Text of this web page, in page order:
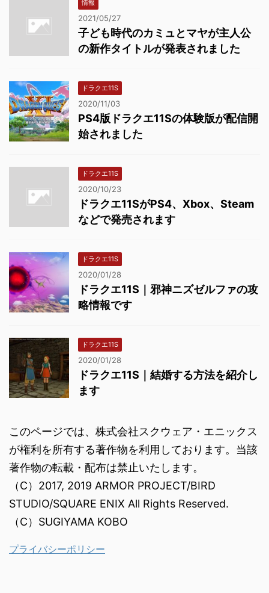
情報
2021/05/27
子ども時代のカミュとマヤが主人公
の新作タイトルが発表されました
ドラクエ11S
2020/11/03
PS4版ドラクエ11Sの体験版が配信開
始されました
ドラクエ11S
2020/10/23
ドラクエ11SがPS4、Xbox、Steam
などで発売されます
ドラクエ11S
2020/01/28
ドラクエ11S｜邪神ニズゼルファの攻
略情報です
ドラクエ11S
2020/01/28
ドラクエ11S｜結婚する方法を紹介し
ます
このページでは、株式会社スクウェア・エニックス
が権利を所有する著作物を利用しております。当該
著作物の転載・配布は禁止いたします。
（C）2017, 2019 ARMOR PROJECT/BIRD
STUDIO/SQUARE ENIX All Rights Reserved.
（C）SUGIYAMA KOBO
プライバシーポリシー